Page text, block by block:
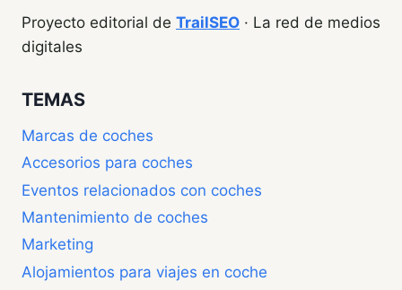
MILLONES
DE
Proyecto editorial de TrailSEO · La red de medios
digitales
TEMAS
Marcas de coches
Accesorios para coches
Eventos relacionados con coches
Mantenimiento de coches
Marketing
Alojamientos para viajes en coche